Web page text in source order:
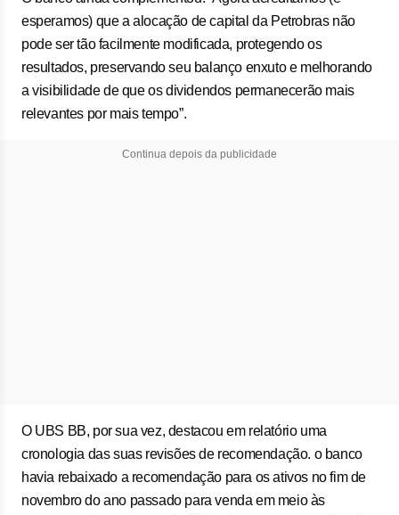
esperamos) que a alocação de capital da Petrobras não
pode ser tão facilmente modificada, protegendo os
resultados, preservando seu balanço enxuto e melhorando
a visibilidade de que os dividendos permanecerão mais
relevantes por mais tempo”.
Continua depois da publicidade
O UBS BB, por sua vez, destacou em relatório uma
cronologia das suas revisões de recomendação. o banco
havia rebaixado a recomendação para os ativos no fim de
novembro do ano passado para venda em meio às